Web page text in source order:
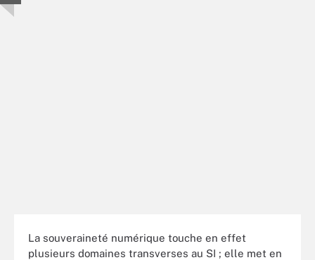
La souveraineté numérique touche en effet
plusieurs domaines transverses au SI ; elle met en